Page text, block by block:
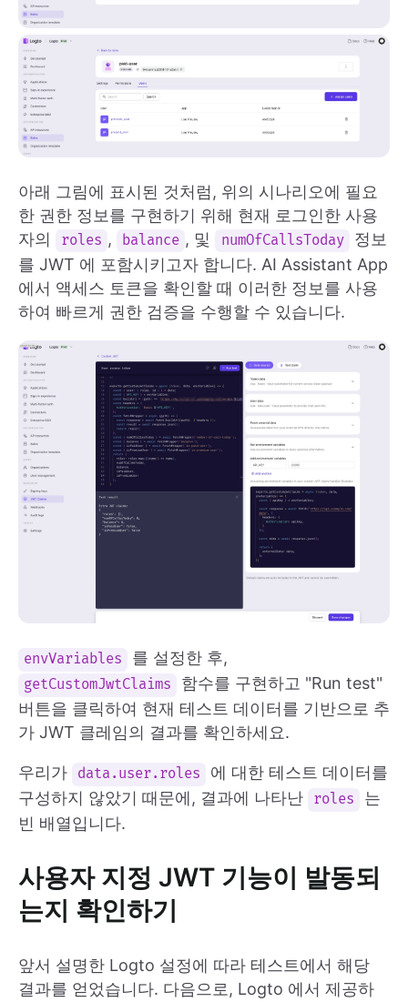
아래 그림에 표시된 것처럼, 위의 시나리오에 필요
한 권한 정보를 구현하기 위해 현재 로그인한 사용
자의
roles , balance , 및 numOfCallsToday
정보
를 JWT 에 포함시키고자 합니다. AI Assistant App
에서 액세스 토큰을 확인할 때 이러한 정보를 사용
하여 빠르게 권한 검증을 수행할 수 있습니다.
envVariables 를 설정한 후,
getCustomJwtClaims
함수를 구현하고 "Run test"
버튼을 클릭하여 현재 테스트 데이터를 기반으로 추
가 JWT 클레임의 결과를 확인하세요.
우리가 data.user.roles
에 대한 테스트 데이터를
구성하지 않았기 때문에, 결과에 나타난
roles
는
빈 배열입니다.
사용자 지정 JWT 기능이 발동되
는지 확인하기
앞서 설명한 Logto 설정에 따라 테스트에서 해당
결과를 얻었습니다. 다음으로, Logto 에서 제공하